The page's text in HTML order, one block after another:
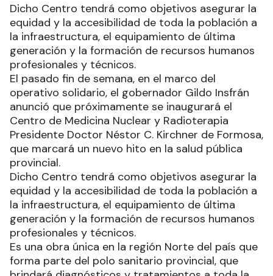
Dicho Centro tendrá como objetivos asegurar la
equidad y la accesibilidad de toda la población a
la infraestructura, el equipamiento de última
generación y la formación de recursos humanos
profesionales y técnicos.
El pasado fin de semana, en el marco del
operativo solidario, el gobernador Gildo Insfrán
anunció que próximamente se inaugurará el
Centro de Medicina Nuclear y Radioterapia
Presidente Doctor Néstor C. Kirchner de Formosa,
que marcará un nuevo hito en la salud pública
provincial.
Dicho Centro tendrá como objetivos asegurar la
equidad y la accesibilidad de toda la población a
la infraestructura, el equipamiento de última
generación y la formación de recursos humanos
profesionales y técnicos.
Es una obra única en la región Norte del país que
forma parte del polo sanitario provincial, que